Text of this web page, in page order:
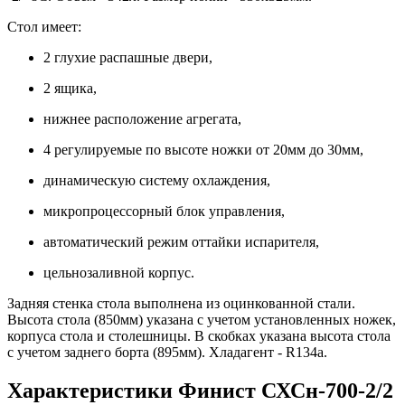
Стол имеет:
2 глухие распашные двери,
2 ящика,
нижнее расположение агрегата,
4 регулируемые по высоте ножки от 20мм до 30мм,
динамическую систему охлаждения,
микропроцессорный блок управления,
автоматический режим оттайки испарителя,
цельнозаливной корпус.
Задняя стенка стола выполнена из оцинкованной стали.
Высота стола (850мм) указана с учетом установленных ножек,
корпуса стола и столешницы. В скобках указана высота стола
с учетом заднего борта (895мм). Хладагент - R134a.
Характеристики Финист СХСн-700-2/2